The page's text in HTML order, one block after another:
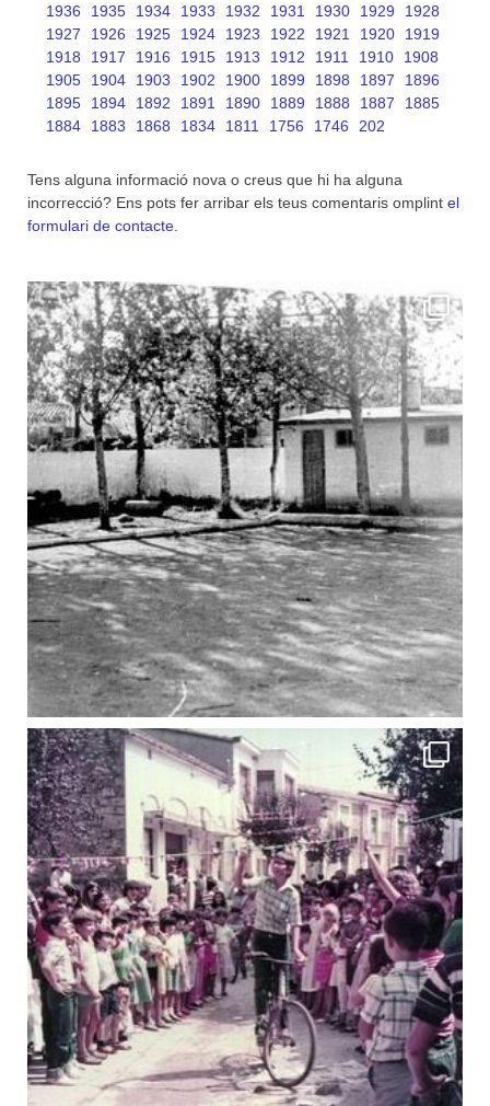
1936
1935 1934 1933 1932 1931 1930 1929
1928
1927
1926 1925 1924 1923 1922 1921 1920
1919
1918
1917 1916 1915 1913 1912 1911 1910
1908
1905
1904 1903 1902 1900 1899 1898 1897
1896
1895
1894 1892 1891 1890 1889 1888 1887
1885
1884
1883 1868 1834 1811 1756 1746 202
Tens alguna informació nova o creus que hi ha alguna
incorrecció? Ens pots fer arribar els teus comentaris omplint el
formulari de contacte